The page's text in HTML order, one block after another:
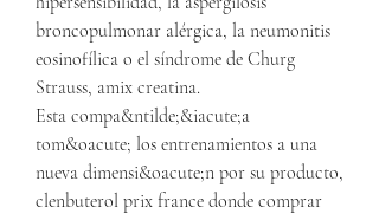
broncopulmonar alérgica, la neumonitis
eosinofílica o el síndrome de Churg
Strauss, amix creatina.
Esta compa&ntilde;&iacute;a
tom&oacute; los entrenamientos a una
nueva dimensi&oacute;n por su producto,
clenbuterol prix france donde comprar